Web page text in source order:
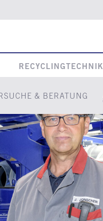
RECYCLINGTECHNIK
& BERATUNG